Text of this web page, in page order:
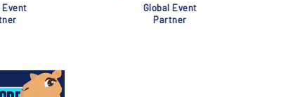
Global Event
Partner